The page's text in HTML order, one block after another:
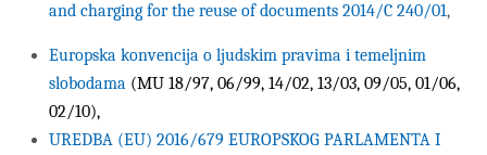
and charging for the reuse of documents 2014/C 240/01,
Europska konvencija o ljudskim pravima i temeljnim
slobodama (MU 18/97, 06/99, 14/02, 13/03, 09/05, 01/06,
02/10),
UREDBA (EU) 2016/679 EUROPSKOG PARLAMENTA I